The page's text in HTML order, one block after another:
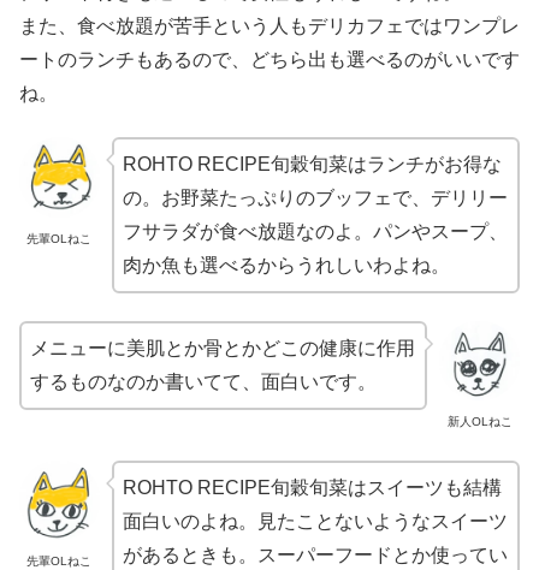
また、食べ放題が苦手という人もデリカフェではワンプレ
ートのランチもあるので、どちら出も選べるのがいいです
ね。
先輩OLねこ
ROHTO RECIPE旬穀旬菜はランチがお得な
の。お野菜たっぷりのブッフェで、デリリー
フサラダが食べ放題なのよ。パンやスープ、
肉か魚も選べるからうれしいわよね。
新人OLねこ
メニューに美肌とか骨とかどこの健康に作用
するものなのか書いてて、面白いです。
先輩OLねこ
ROHTO RECIPE旬穀旬菜はスイーツも結構
面白いのよね。見たことないようなスイーツ
があるときも。スーパーフードとか使ってい